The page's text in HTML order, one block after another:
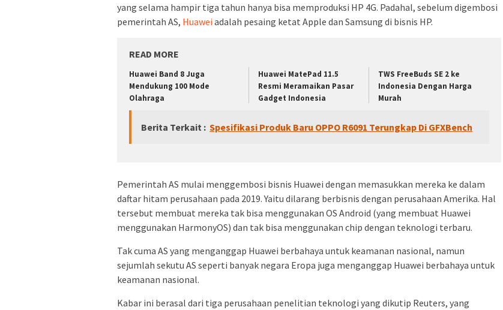
yang selama hampir tiga tahun hanya bisa memproduksi HP 4G. Padahal, sebelum digembosi
pemerintah AS, Huawei adalah pesaing ketat Apple dan Samsung di bisnis HP.
READ MORE
Huawei Band 8 Juga
Mendukung 100 Mode
Olahraga
Huawei MatePad 11.5
Resmi Meramaikan Pasar
Gadget Indonesia
TWS FreeBuds SE 2 ke
Indonesia Dengan Harga
Murah
Berita Terkait : Spesifikasi Produk Baru OPPO R6091 Terungkap Di GFXBench
Pemerintah AS mulai menggembosi bisnis Huawei dengan memasukkan mereka ke dalam
daftar hitam perusahaan pada 2019. Yaitu dilarang berbisnis dengan perusahaan Amerika. Hal
tersebut membuat mereka tak bisa menggunakan OS Android (yang membuat Huawei
menggunakan HarmonyOS) dan tak bisa menggunakan chip dengan teknologi terbaru.
Tak cuma AS yang menganggap Huawei berbahaya untuk keamanan nasional, namun
sejumlah sekutu AS seperti banyak negara Eropa juga menganggap Huawei berbahaya untuk
keamanan nasional.
Kabar ini berasal dari tiga perusahaan penelitian teknologi yang dikutip Reuters, yang